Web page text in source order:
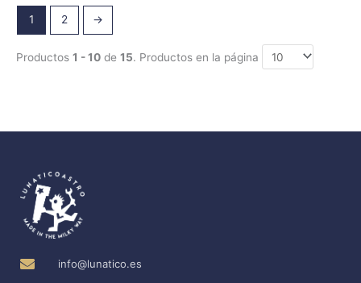
1 2 →
Productos 1 - 10 de 15. Productos en la página
info@lunatico.es